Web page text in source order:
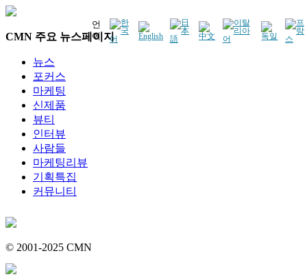
언
어
CMN 주요 뉴스페이지
뉴스
포커스
마케팅
신제품
뷰티
인터뷰
사람들
마케팅리뷰
기획특집
커뮤니티
© 2001-2025 CMN